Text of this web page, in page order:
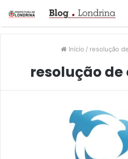
Início / resolução
resolução